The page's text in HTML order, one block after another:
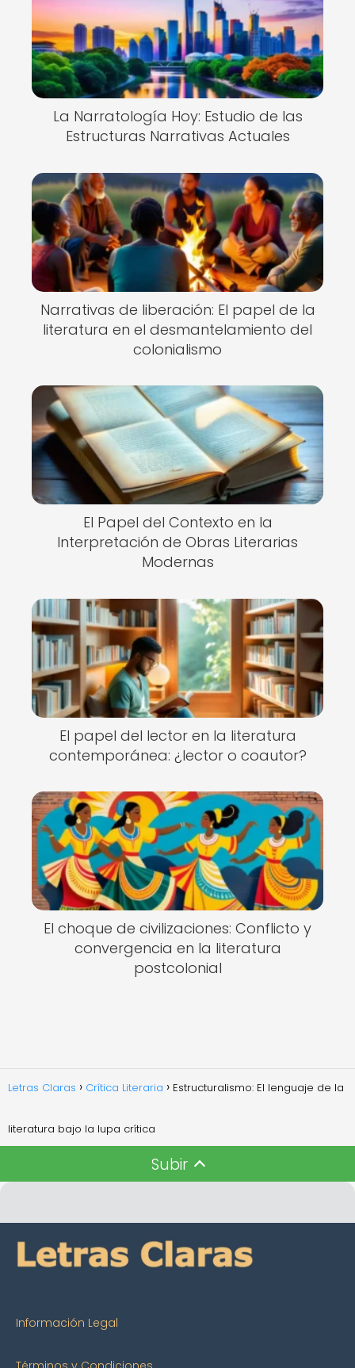
La Narratología Hoy: Estudio de las
Estructuras Narrativas Actuales
Narrativas de liberación: El papel de la
literatura en el desmantelamiento del
colonialismo
El Papel del Contexto en la
Interpretación de Obras Literarias
Modernas
El papel del lector en la literatura
contemporánea: ¿lector o coautor?
El choque de civilizaciones: Conflicto y
convergencia en la literatura
postcolonial
Letras Claras Crítica Literaria Estructuralismo: El lenguaje de la
literatura bajo la lupa crítica
Subir
Información Legal